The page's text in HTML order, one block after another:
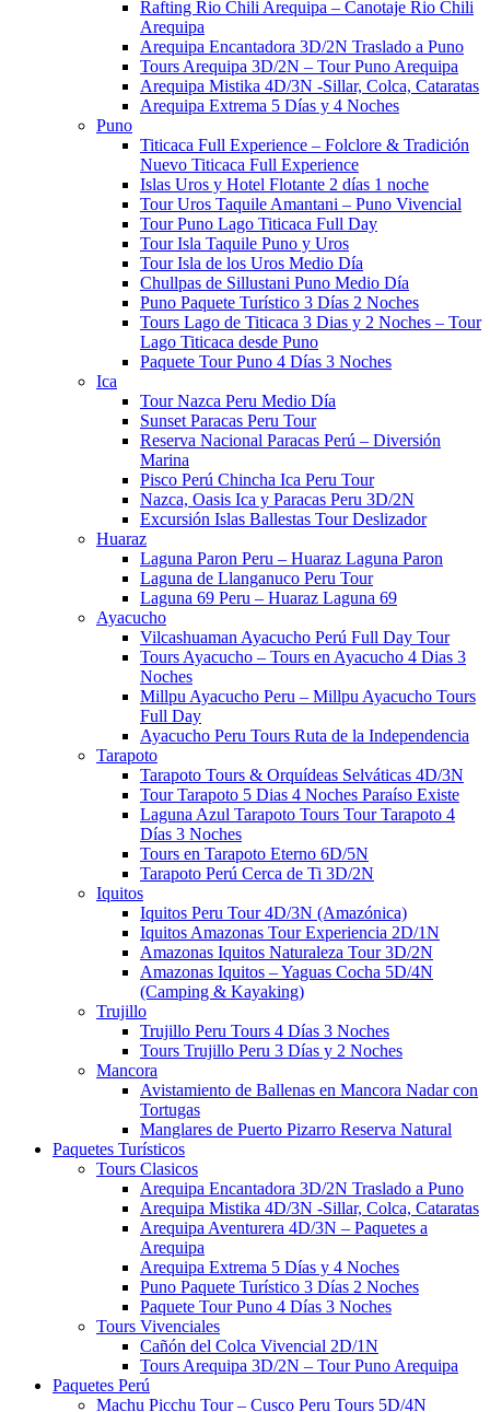
Rafting Rio Chili Arequipa – Canotaje Rio Chili
Arequipa
Arequipa Encantadora 3D/2N Traslado a Puno
Tours Arequipa 3D/2N – Tour Puno Arequipa
Arequipa Mistika 4D/3N -Sillar, Colca, Cataratas
Arequipa Extrema 5 Días y 4 Noches
Puno
Titicaca Full Experience – Folclore & Tradición
Nuevo Titicaca Full Experience
Islas Uros y Hotel Flotante 2 días 1 noche
Tour Uros Taquile Amantani​ – Puno Vivencial
Tour Puno Lago Titicaca Full Day
Tour Isla Taquile Puno y Uros
Tour Isla de los Uros Medio Día
Chullpas de Sillustani Puno Medio Día
Puno Paquete Turístico 3 Días 2 Noches
Tours Lago de Titicaca 3 Dias y 2 Noches – Tour
Lago Titicaca desde Puno
Paquete Tour Puno 4 Días 3 Noches
Ica
Tour Nazca Peru Medio Día
Sunset Paracas Peru Tour
Reserva Nacional Paracas Perú – Diversión
Marina
Pisco Perú Chincha Ica Peru Tour
Nazca, Oasis Ica y Paracas Peru 3D/2N
Excursión Islas Ballestas Tour Deslizador
Huaraz
Laguna Paron Peru – Huaraz Laguna Paron
Laguna de Llanganuco Peru Tour
Laguna 69 Peru – Huaraz Laguna 69
Ayacucho
Vilcashuaman Ayacucho Perú Full Day Tour
Tours Ayacucho – Tours en Ayacucho 4 Dias 3
Noches
Millpu Ayacucho Peru – Millpu Ayacucho Tours
Full Day
Ayacucho Peru Tours Ruta de la Independencia
Tarapoto
Tarapoto Tours & Orquídeas Selváticas 4D/3N
Tour Tarapoto 5 Dias 4 Noches​​ Paraíso Existe
Laguna Azul Tarapoto Tours​ Tour Tarapoto 4
Días 3 Noches​​
Tours en Tarapoto Eterno 6D/5N
Tarapoto Perú Cerca de Ti 3D/2N
Iquitos
Iquitos Peru Tour 4D/3N (Amazónica)
Iquitos Amazonas Tour Experiencia 2D/1N
Amazonas Iquitos Naturaleza Tour 3D/2N
Amazonas Iquitos – Yaguas Cocha 5D/4N
(Camping & Kayaking)
Trujillo
Trujillo Peru Tours​ 4 Días 3 Noches
Tours Trujillo Peru 3 Días y 2 Noches
Mancora
Avistamiento de Ballenas en Mancora Nadar con
Tortugas
Manglares de Puerto Pizarro Reserva Natural
Paquetes Turísticos
Tours Clasicos
Arequipa Encantadora 3D/2N Traslado a Puno
Arequipa Mistika 4D/3N -Sillar, Colca, Cataratas
Arequipa Aventurera 4D/3N – Paquetes a
Arequipa
Arequipa Extrema 5 Días y 4 Noches
Puno Paquete Turístico 3 Días 2 Noches
Paquete Tour Puno 4 Días 3 Noches
Tours Vivenciales
Cañón del Colca Vivencial 2D/1N
Tours Arequipa 3D/2N – Tour Puno Arequipa
Paquetes Perú
Machu Picchu Tour – Cusco Peru Tours 5D/4N